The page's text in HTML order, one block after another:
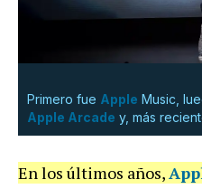
Primero fue Apple Music,
Apple Arcade y, más
En los últimos años,